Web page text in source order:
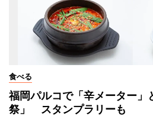
食べる
福岡パルコで「辛メーター」
祭」 スタンプラリーも